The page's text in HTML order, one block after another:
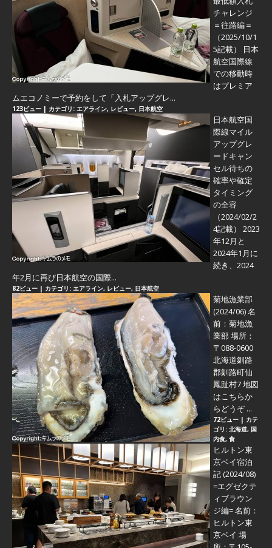
チャレンジ
＝往路編＝
（2025/10/1
5記載） 日本
航空国際線
での移動時
はプレミア
ムエコノミーで予約をして「入札アップグレ...
123ビュー | カテゴリ: エアライン, レビュー, 日本航空
日本航空国
際線マイル
アップグレ
ードキャン
セル待ちの
確率や確定
タイミング
の全容
（2024/02/2
4記載） 2023
年12月と
2024年1月に
続き、2024
年2月に再び日本航空の国際...
82ビュー | カテゴリ: エアライン, レビュー, 日本航空
菊地漁業部
(2024/06)名
前：菊地漁
業部 場所：
〒088-0600
北海道釧路
郡釧路町仙
鳳趾村7 地図
はこちらか
らどうぞ ...
72ビュー | カテ
ゴリ: 北海道, 国
内食, 食
ヒルトン東
京ベイ宿泊
記 (2024/08)
=エグゼクテ
ィブラウン
ジ編=名前：
ヒルトン東
京ベイ 場